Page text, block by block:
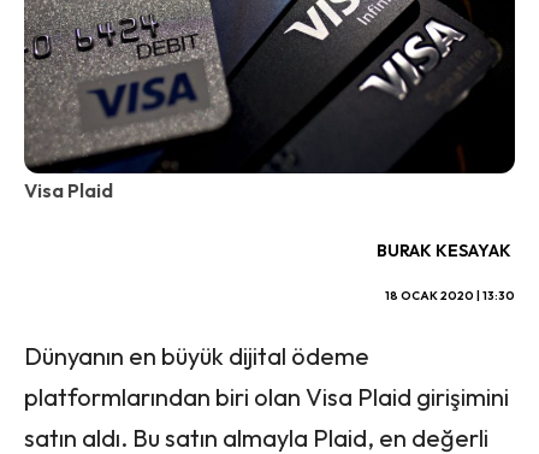
Visa Plaid
BURAK KESAYAK
18 OCAK 2020 | 13:30
Dünyanın en büyük dijital ödeme
platformlarından biri olan Visa Plaid girişimini
satın aldı. Bu satın almayla Plaid, en değerli